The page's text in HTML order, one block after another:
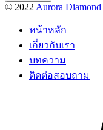
© 2022 Aurora Diamond
หน้าหลัก
เกี่ยวกับเรา
บทความ
ติดต่อสอบถาม